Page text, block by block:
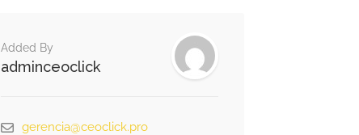
Added By
adminceoclick
gerencia@ceoclick.pro